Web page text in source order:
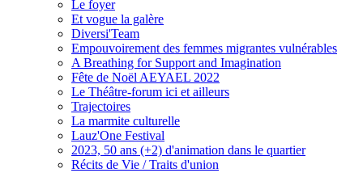
Le foyer
Et vogue la galère
Diversi'Team
Empouvoirement des femmes migrantes vulnérables
A Breathing for Support and Imagination
Fête de Noël AEYAEL 2022
Le Théâtre-forum ici et ailleurs
Trajectoires
La marmite culturelle
Lauz'One Festival
2023, 50 ans (+2) d'animation dans le quartier
Récits de Vie / Traits d'union